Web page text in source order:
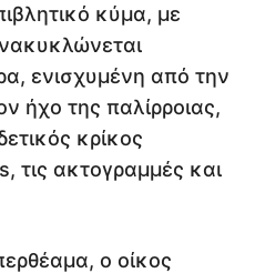
κύμα, με
ενισχυμένη από την
ήχο της παλίρροιας,
κρίκος
τις ακτογραμμές και
ο οίκος